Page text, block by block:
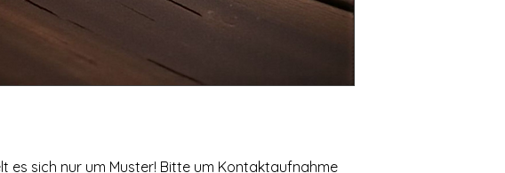
es sich nur um Muster! Bitte um Kontaktaufnahme